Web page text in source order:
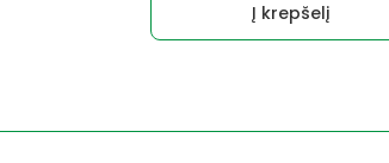
Į krepšelį